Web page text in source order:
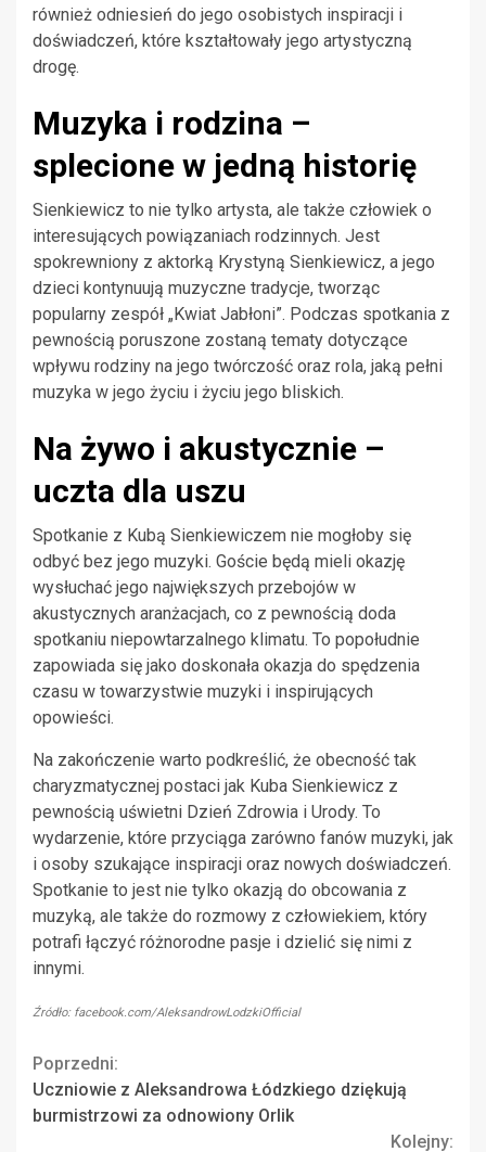
również odniesień do jego osobistych inspiracji i
doświadczeń, które kształtowały jego artystyczną
drogę.
Muzyka i rodzina –
splecione w jedną historię
Sienkiewicz to nie tylko artysta, ale także człowiek o
interesujących powiązaniach rodzinnych. Jest
spokrewniony z aktorką Krystyną Sienkiewicz, a jego
dzieci kontynuują muzyczne tradycje, tworząc
popularny zespół „Kwiat Jabłoni”. Podczas spotkania z
pewnością poruszone zostaną tematy dotyczące
wpływu rodziny na jego twórczość oraz rola, jaką pełni
muzyka w jego życiu i życiu jego bliskich.
Na żywo i akustycznie –
uczta dla uszu
Spotkanie z Kubą Sienkiewiczem nie mogłoby się
odbyć bez jego muzyki. Goście będą mieli okazję
wysłuchać jego największych przebojów w
akustycznych aranżacjach, co z pewnością doda
spotkaniu niepowtarzalnego klimatu. To popołudnie
zapowiada się jako doskonała okazja do spędzenia
czasu w towarzystwie muzyki i inspirujących
opowieści.
Na zakończenie warto podkreślić, że obecność tak
charyzmatycznej postaci jak Kuba Sienkiewicz z
pewnością uświetni Dzień Zdrowia i Urody. To
wydarzenie, które przyciąga zarówno fanów muzyki, jak
i osoby szukające inspiracji oraz nowych doświadczeń.
Spotkanie to jest nie tylko okazją do obcowania z
muzyką, ale także do rozmowy z człowiekiem, który
potrafi łączyć różnorodne pasje i dzielić się nimi z
innymi.
Źródło: facebook.com/AleksandrowLodzkiOfficial
Continue
Reading
Poprzedni:
Uczniowie z Aleksandrowa Łódzkiego dziękują
burmistrzowi za odnowiony Orlik
Kolejny: